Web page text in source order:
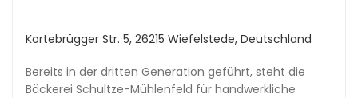
Kortebrügger Str. 5, 26215 Wiefelstede, Deutschland
Bereits in der dritten Generation geführt, steht die
Bäckerei Schultze-Mühlenfeld für handwerkliche